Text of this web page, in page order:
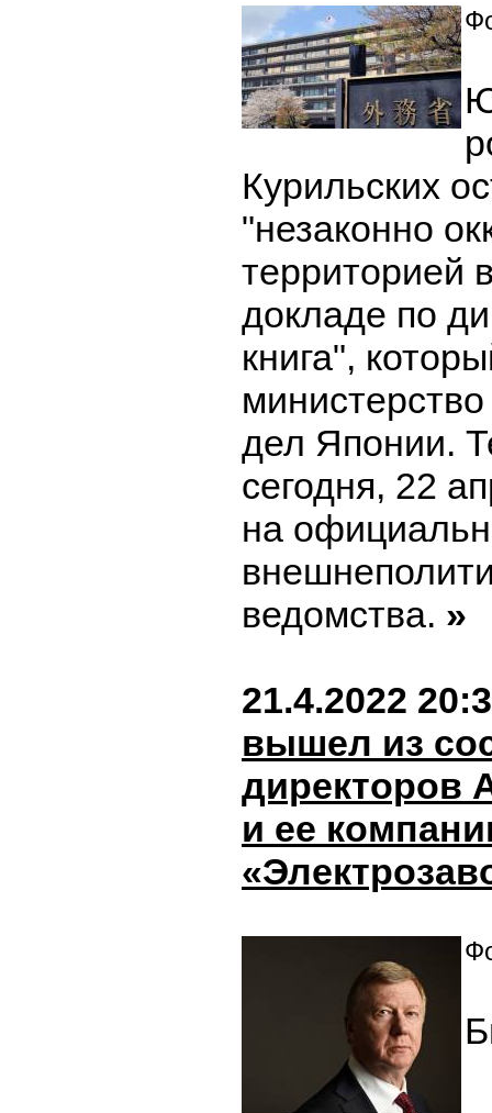
Курильских
"незаконно
территорией
докладе по
книга",
дел Японии.
сегодня, 22
на
ведомства. »
21.4.2022
вышел из
директоров
и ее